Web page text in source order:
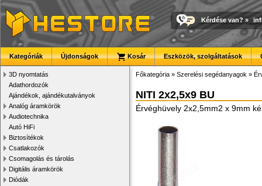
Kérdése van? »
Kategóriák Újdonságok Kosár Eszközök, szolgáltatások
3D nyomtatás
Adathordozók
Ajándékok, ajándékutalványok
Analóg áramkörök
Audiotechnika
Autó HiFi
Biztosítékok
Csatlakozók
Csomagolás és tárolás
Digitális áramkörök
Diódák
Főkategória » Szerelési segédanyagok »
NITI 2x2,5x9 BU
Érvéghüvely 2x2,5mm2 x 9mm